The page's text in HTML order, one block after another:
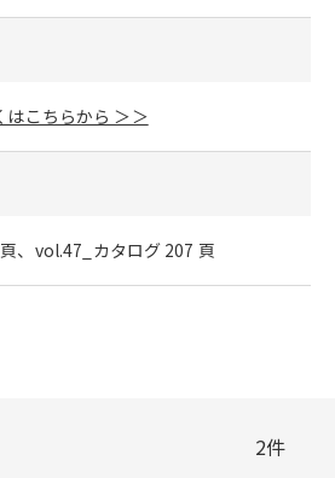
はこちらから ＞＞
、vol.47_カタログ 207 頁
2件